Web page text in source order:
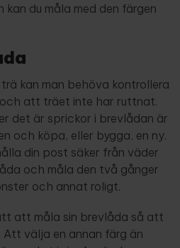
kan du måla med den färgen
kan man behöva kontrollera
att träet inte har ruttnat.
det är sprickor i brevlådan är
och köpa, eller bygga, en ny.
din post säker från väder
och måla den två gånger
och annat roligt.
att måla sin brevlåda så att
välja en annan färg än